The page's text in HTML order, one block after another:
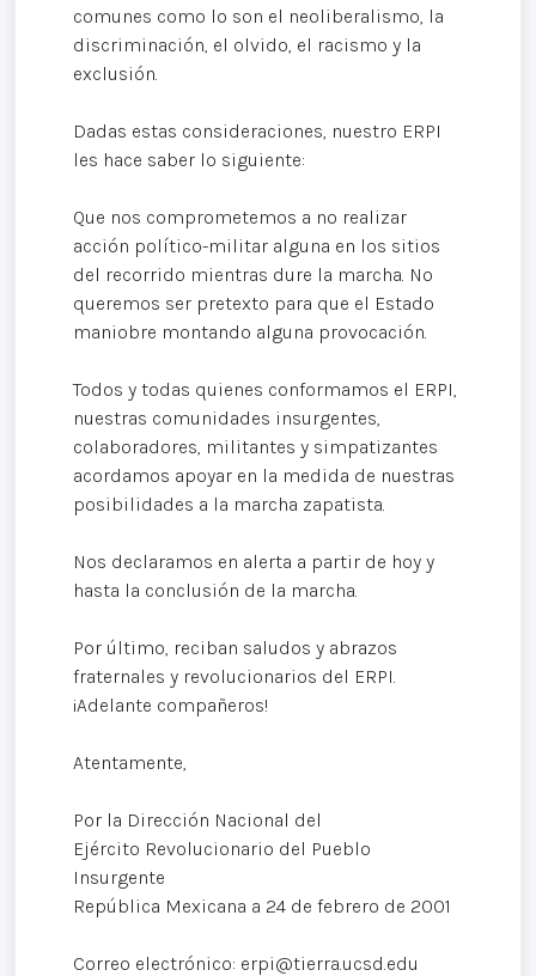
comunes como lo son el neoliberalismo, la
discriminación, el olvido, el racismo y la
exclusión.
Dadas estas consideraciones, nuestro ERPI
les hace saber lo siguiente:
Que nos comprometemos a no realizar
acción político-militar alguna en los sitios
del recorrido mientras dure la marcha. No
queremos ser pretexto para que el Estado
maniobre montando alguna provocación.
Todos y todas quienes conformamos el ERPI,
nuestras comunidades insurgentes,
colaboradores, militantes y simpatizantes
acordamos apoyar en la medida de nuestras
posibilidades a la marcha zapatista.
Nos declaramos en alerta a partir de hoy y
hasta la conclusión de la marcha.
Por último, reciban saludos y abrazos
fraternales y revolucionarios del ERPI.
¡Adelante compañeros!
Atentamente,
Por la Dirección Nacional del
Ejército Revolucionario del Pueblo
Insurgente
República Mexicana a 24 de febrero de 2001
Correo electrónico: erpi@tierra.ucsd.edu